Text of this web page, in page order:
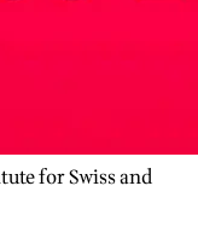
for Swiss and